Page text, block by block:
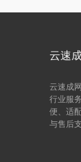
云速
云速成
行业服
便、适
与售后